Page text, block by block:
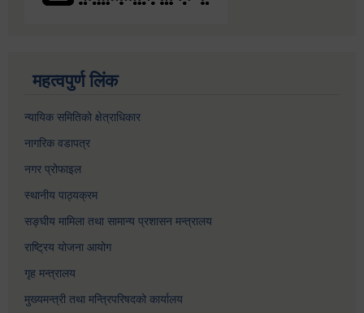
महत्वपुर्ण लिंक
न्यायिक समितिको क्षेत्राधिकार
नागरिक वडापत्र
नगर प्रोफाइल
स्थानीय पाठ्यक्रम
सङ्घीय मामिला तथा सामान्य प्रशासन मन्त्रालय
राष्ट्रिय योजना आयोग
गृह मन्त्रालय
मुख्यमन्त्री तथा मन्त्रिपरिषदको कार्यालय